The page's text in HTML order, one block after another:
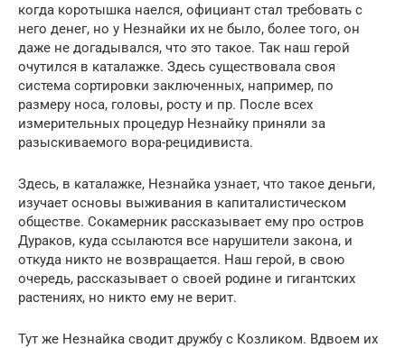
когда коротышка наелся, официант стал требовать с
него денег, но у Незнайки их не было, более того, он
даже не догадывался, что это такое. Так наш герой
очутился в каталажке. Здесь существовала своя
система сортировки заключенных, например, по
размеру носа, головы, росту и пр. После всех
измерительных процедур Незнайку приняли за
разыскиваемого вора-рецидивиста.
Здесь, в каталажке, Незнайка узнает, что такое деньги,
изучает основы выживания в капиталистическом
обществе. Сокамерник рассказывает ему про остров
Дураков, куда ссылаются все нарушители закона, и
откуда никто не возвращается. Наш герой, в свою
очередь, рассказывает о своей родине и гигантских
растениях, но никто ему не верит.
Тут же Незнайка сводит дружбу с Козликом. Вдвоем их